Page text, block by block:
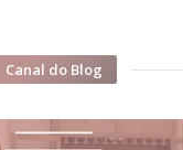
Canal do Blog